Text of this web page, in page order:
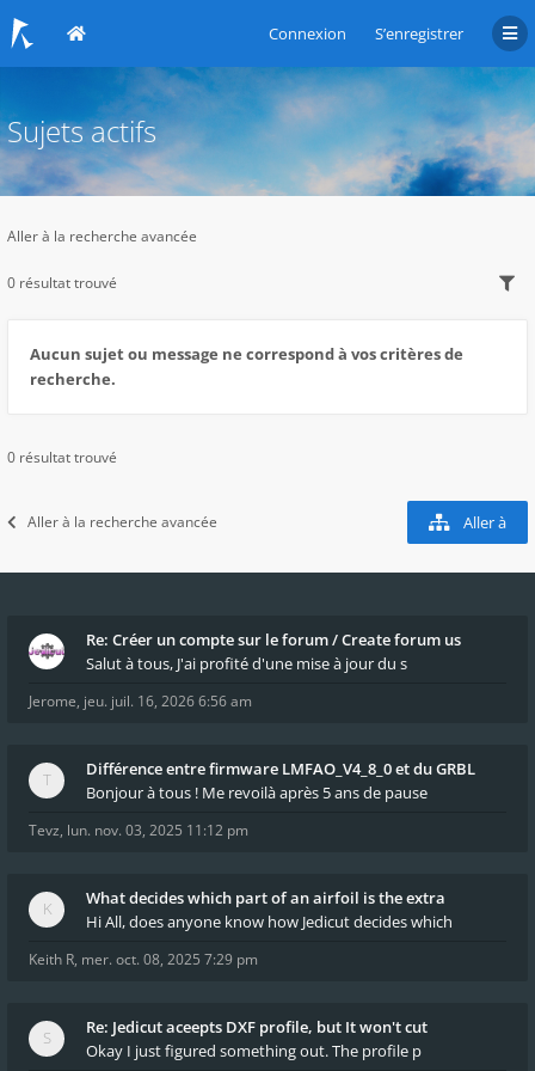
Connexion S’enregistrer
Sujets actifs
Aller à la recherche avancée
0 résultat trouvé
Aucun sujet ou message ne correspond à vos critères de
recherche.
0 résultat trouvé
Aller à la recherche avancée Aller à
Re: Créer un compte sur le forum / Create forum us
Salut à tous, J'ai profité d'une mise à jour du s
Jerome, jeu. juil. 16, 2026 6:56 am
Différence entre firmware LMFAO_V4_8_0 et du GRBL
Bonjour à tous ! Me revoilà après 5 ans de pause
Tevz, lun. nov. 03, 2025 11:12 pm
What decides which part of an airfoil is the extra
Hi All, does anyone know how Jedicut decides which
Keith R, mer. oct. 08, 2025 7:29 pm
Re: Jedicut aceepts DXF profile, but It won't cut
Okay I just figured something out. The profile p